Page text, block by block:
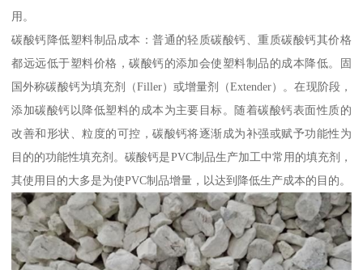
用。
碳酸钙降低塑料制品成本：普通的轻质碳酸钙、重质碳酸钙其价格
都远远低于塑料价格，碳酸钙的添加会使塑料制品的成本降低。固
国外称碳酸钙为填充剂（Filler）或增量剂（Extender）。在现阶段，
添加碳酸钙以降低塑料的成本为主要目标。随着碳酸钙表面性质的
改善和形状、粒度的可控，碳酸钙将逐渐成为补强或赋予功能性为
目的的功能性填充剂。碳酸钙是PVC制品生产加工中常用的填充剂，
其使用目的大多是为使PVC制品增量，以达到降低生产成本的目的。